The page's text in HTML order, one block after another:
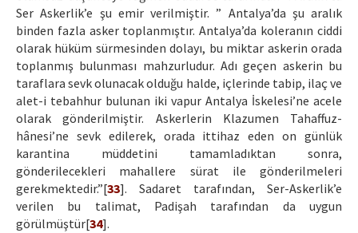
Ser Askerlik’e şu emir verilmiştir. ” Antalya’da şu aralık
binden fazla asker toplanmıştır. Antalya’da koleranın ciddi
olarak hüküm sürmesinden dolayı, bu miktar askerin orada
toplanmış bulunması mahzurludur. Adı geçen askerin bu
taraflara sevk olunacak olduğu halde, içlerinde tabip, ilaç ve
alet-i tebahhur bulunan iki vapur Antalya İskelesi’ne acele
olarak gönderilmiştir. Askerlerin Klazumen Tahaffuz-
hânesi’ne sevk edilerek, orada ittihaz eden on günlük
karantina müddetini tamamladıktan sonra,
gönderilecekleri mahallere sürat ile gönderilmeleri
gerekmektedir.”[33]. Sadaret tarafından, Ser-Askerlik’e
verilen bu talimat, Padişah tarafından da uygun
görülmüştür[34].